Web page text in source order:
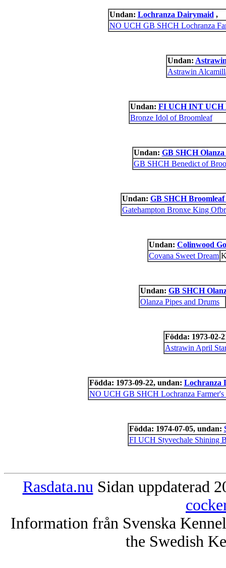
Undan: Lochranza Dairymaid ,
NO UCH GB SHCH Lochranza
Undan:
Astrawin
Undan: FI UCH INT UCH
Bronze Idol of Broomleaf
Undan: GB SHCH Olanza
GB SHCH Benedict of
Undan: GB SHCH
Gatehampton Bronxe King
Undan: Colinwood
Covana Sweet Dream
Undan: GB SHCH
Olanza Pipes and Drums
Födda: 1973-02-
Astrawin April
Födda: 1973-09-22, undan: Lochranza
NO UCH GB SHCH Lochranza Farmer's
Födda: 1974-07-05, undan:
FI UCH Styvechale Shining
Rasdata.nu Sidan uppdaterad
Information från Svenska
the Swedish